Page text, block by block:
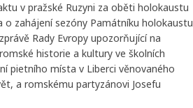
v pražské Ruzyni za oběti holokaustu
zahájení sezóny Památníku holokaustu
Rady Evropy upozorňující na
historie a kultury ve školních
pietního místa v Liberci věnovaného
a romskému partyzánovi Josefu